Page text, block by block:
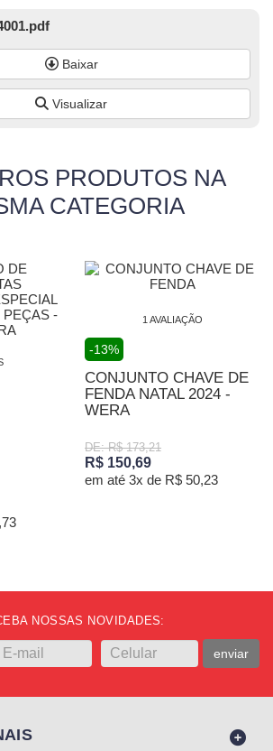
Baixar
Visualizar
PRODUTOS NA
CATEGORIA
1 AVALIAÇÃO
-13%
CONJUNTO CHAVE DE
FENDA NATAL 2024 -
WERA
DE: R$ 173,21
R$ 150,69
em até 3x de R$ 50,23
NOSSAS NOVIDADES:
enviar